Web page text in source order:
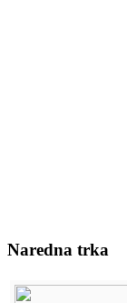
Naredna trka